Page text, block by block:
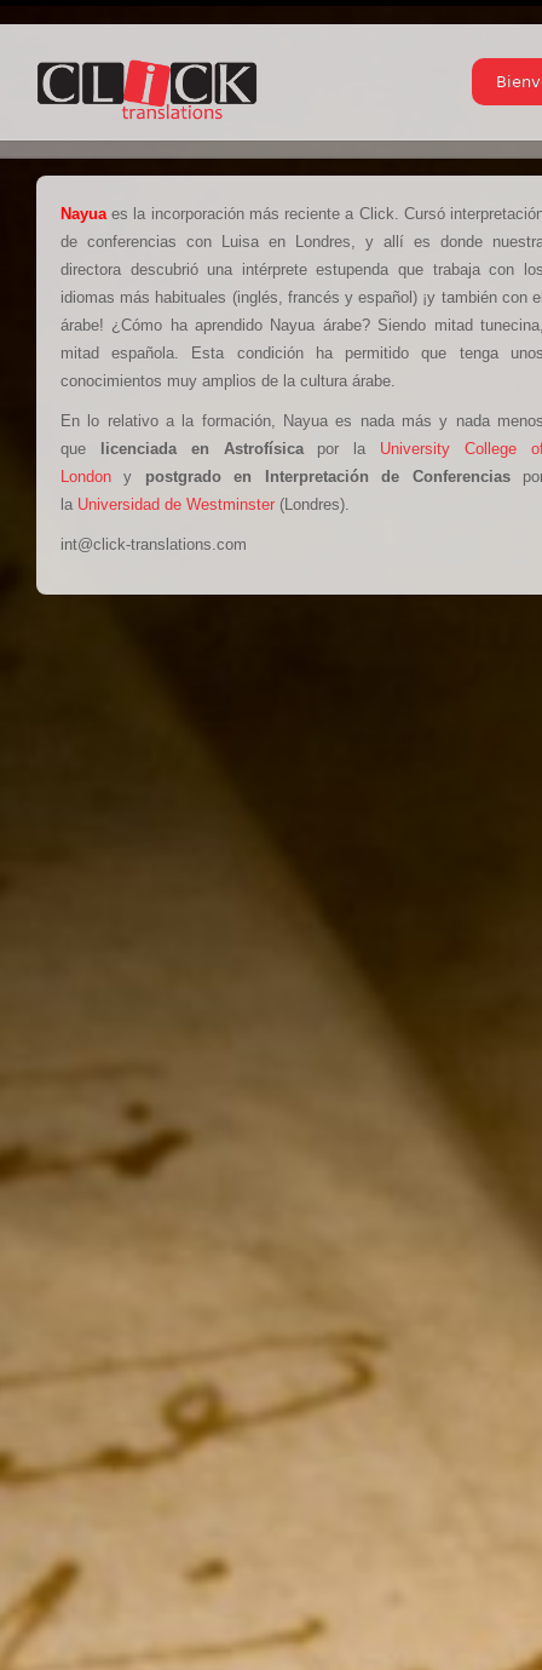
Nayuaes la incorporación más reciente a Click. Cursó
de conferencias con Luisa en Londres, y allí es donde
directora descubrió una intérprete estupenda que trabaja con
idiomas más habituales (inglés, francés y español) ¡y también con
árabe! ¿Cómo ha aprendido Nayua árabe? Siendo mitad
mitad española. Esta condición ha permitido que tenga
conocimientos muy amplios de la cultura árabe.
En lo relativo a la formación, Nayua es nada más y nada
que
licenciada en Astrofísicapor la University College
London y postgrado en Interpretación de Conferencias
la Universidad de Westminster (Londres).
int@click-translations.com